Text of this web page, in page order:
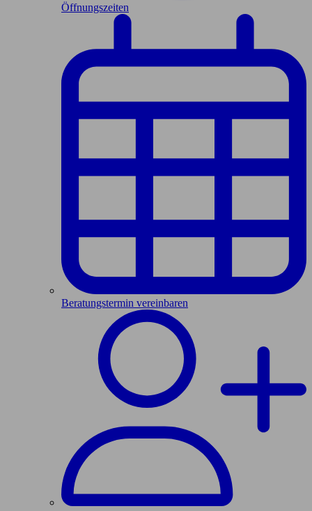
Öffnungszeiten
Beratungstermin vereinbaren